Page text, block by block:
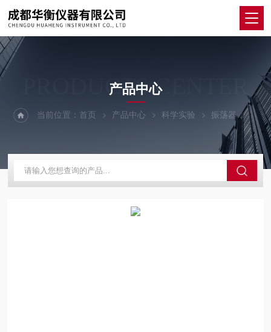
PRODUCTS CENTER
产品中心
当前位置：首页 产品中心 科学实验 振荡器 HT-